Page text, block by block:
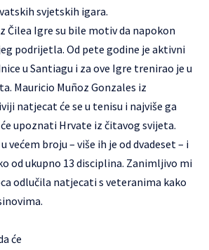
svjetskih igara.
Čilea Igre su bile motiv da napokon
podrijetla. Od pete godine je aktivni
u Santiagu i za ove Igre trenirao je u
Mauricio Muñoz Gonzales iz
natjecat će se u tenisu i najviše ga
upoznati Hrvate iz čitavog svijeta.
većem broju – više ih je od dvadeset – i
od ukupno 13 disciplina. Zanimljivo mi
odlučila natjecati s veteranima kako
će